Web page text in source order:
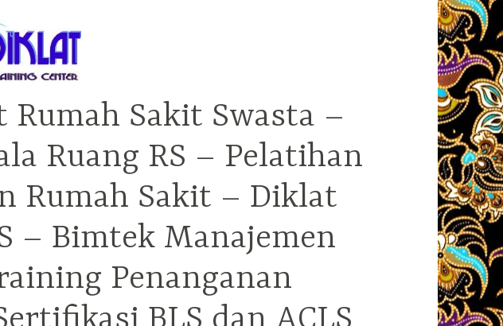
Sakit Swasta –
Ruang RS – Pelatihan
Rumah Sakit – Diklat
– Bimtek Manajemen
Penanganan